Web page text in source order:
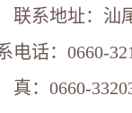
联系地址：汕
电话：0660-
：0660-